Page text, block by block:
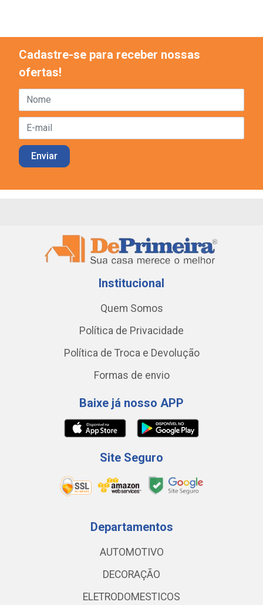
Cadastre-se para receber nossas
ofertas!
Institucional
Quem Somos
Política de Privacidade
Política de Troca e Devolução
Formas de envio
Baixe já nosso APP
Site Seguro
Departamentos
AUTOMOTIVO
DECORAÇÃO
ELETRODOMESTICOS